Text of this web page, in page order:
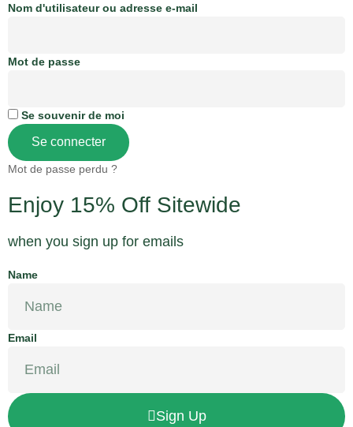
Nom d'utilisateur ou adresse e-mail
Mot de passe
Se souvenir de moi
Se connecter
Mot de passe perdu ?
Enjoy 15% Off Sitewide
when you sign up for emails
Name
Email
Sign Up